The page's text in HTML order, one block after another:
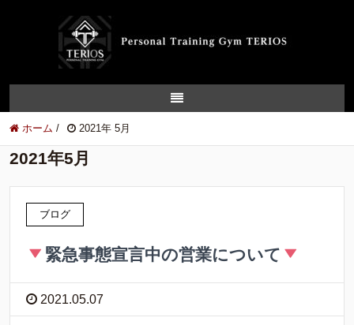
ホーム / 2021年 5月
2021年5月
ブログ
緊急事態宣言中の営業について
2021.05.07